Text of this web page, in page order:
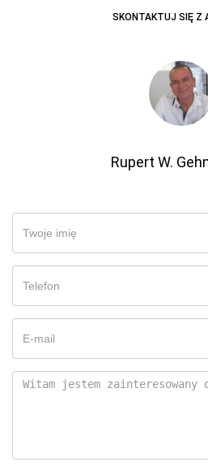
SKONTAKTUJ SIĘ Z
Rupert W.